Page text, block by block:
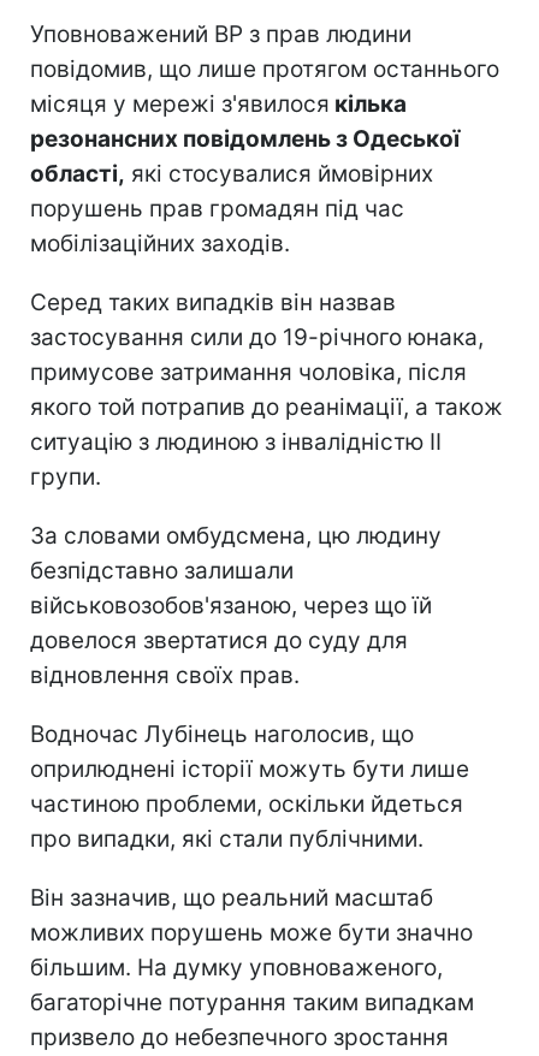
Уповноважений ВР з прав людини
повідомив, що лише протягом останнього
місяця у мережі з'явилося кілька
резонансних повідомлень з Одеської
області, які стосувалися ймовірних
порушень прав громадян під час
мобілізаційних заходів.
Серед таких випадків він назвав
застосування сили до 19-річного юнака,
примусове затримання чоловіка, після
якого той потрапив до реанімації, а також
ситуацію з людиною з інвалідністю II
групи.
За словами омбудсмена, цю людину
безпідставно залишали
військовозобов'язаною, через що їй
довелося звертатися до суду для
відновлення своїх прав.
Водночас Лубінець наголосив, що
оприлюднені історії можуть бути лише
частиною проблеми, оскільки йдеться
про випадки, які стали публічними.
Він зазначив, що реальний масштаб
можливих порушень може бути значно
більшим. На думку уповноваженого,
багаторічне потурання таким випадкам
призвело до небезпечного зростання